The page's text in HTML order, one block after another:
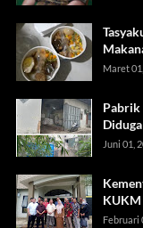
Maret
Pabrik
Juni 01,
KUKM
Februari